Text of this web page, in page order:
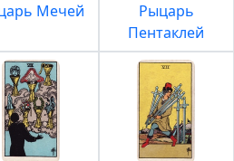
Мечей
Рыцарь
Пентаклей